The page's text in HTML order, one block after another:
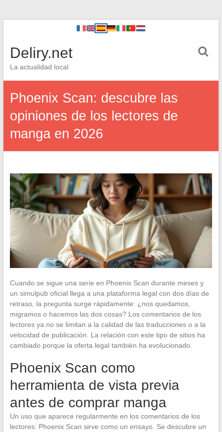
Deliry.net
La actualidad local
Phoenix Scan: descubre las
opiniones de los lectores de
manga en 2026
Cuando se sigue una serie en Phoenix Scan durante meses y
un simulpub oficial llega a una plataforma legal con dos días de
retraso, la pregunta surge rápidamente: ¿nos quedamos,
migramos o hacemos las dos cosas? Los comentarios de los
lectores ya no se limitan a la calidad de las traducciones o a la
velocidad de publicación. La relación con este tipo de sitios ha
cambiado porque la oferta legal también ha evolucionado.
Phoenix Scan como
herramienta de vista previa
antes de comprar manga
Un uso que aparece regularmente en los comentarios de los
lectores: Phoenix Scan sirve como un ensayo. Se descubre un